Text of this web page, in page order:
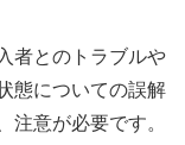
者とのトラブルや
態についての誤解
注意が必要です。